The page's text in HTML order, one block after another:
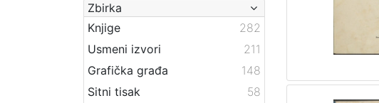
Zbirka
Knjige
282
Usmeni izvori
211
Grafička građa
148
Sitni tisak
58